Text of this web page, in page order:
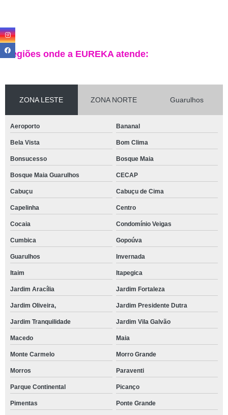
Regiões onde a EUREKA atende:
ZONA LESTE ZONA NORTE Guarulhos
Aeroporto Bananal
Bela Vista Bom Clima
Bonsucesso Bosque Maia
Bosque Maia Guarulhos CECAP
Cabuçu Cabuçu de Cima
Capelinha Centro
Cocaia Condomínio Veigas
Cumbica Gopoúva
Guarulhos Invernada
Itaim Itapegica
Jardim Aracília Jardim Fortaleza
Jardim Oliveira, Jardim Presidente Dutra
Jardim Tranquilidade Jardim Vila Galvão
Macedo Maia
Monte Carmelo Morro Grande
Morros Paraventi
Parque Continental Picanço
Pimentas Ponte Grande